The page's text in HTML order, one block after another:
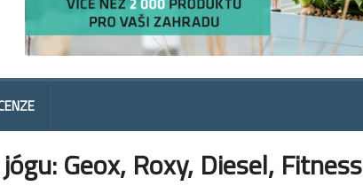
Geox, Roxy, Diesel, Fitness